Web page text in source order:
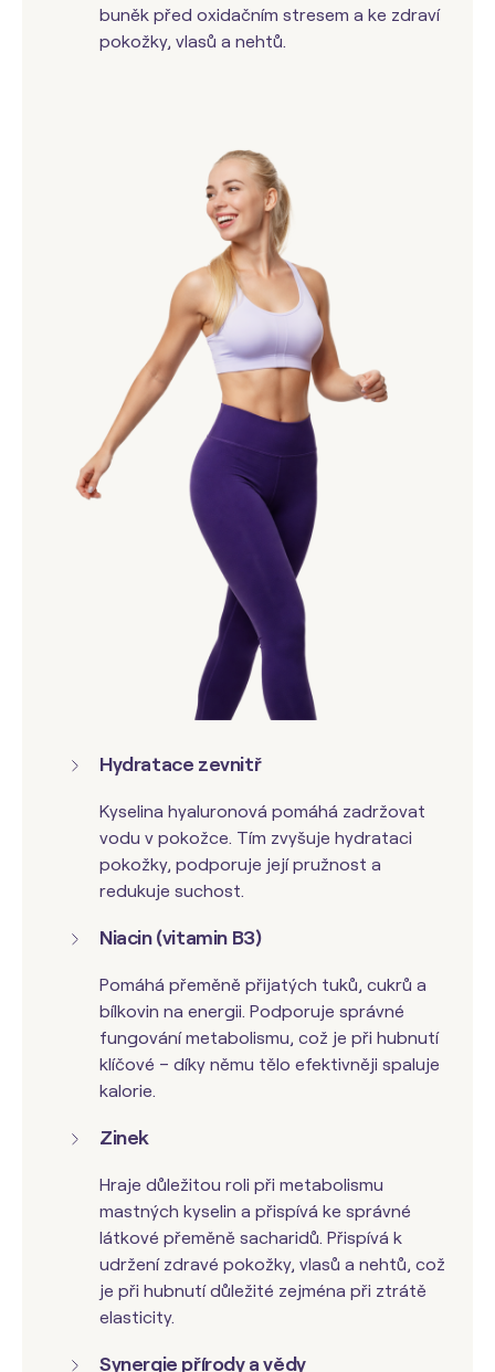
buněk před oxidačním stresem a ke zdraví
pokožky, vlasů a nehtů.
Hydratace zevnitř
Kyselina hyaluronová pomáhá zadržovat
vodu v pokožce. Tím zvyšuje hydrataci
pokožky, podporuje její pružnost a
redukuje suchost.
Niacin (vitamin B3)
Pomáhá přeměně přijatých tuků, cukrů a
bílkovin na energii. Podporuje správné
fungování metabolismu, což je při hubnutí
klíčové – díky němu tělo efektivněji spaluje
kalorie.
Zinek
Hraje důležitou roli při metabolismu
mastných kyselin a přispívá ke správné
látkové přeměně sacharidů. Přispívá k
udržení zdravé pokožky, vlasů a nehtů, což
je při hubnutí důležité zejména při ztrátě
elasticity.
Synergie přírody a vědy